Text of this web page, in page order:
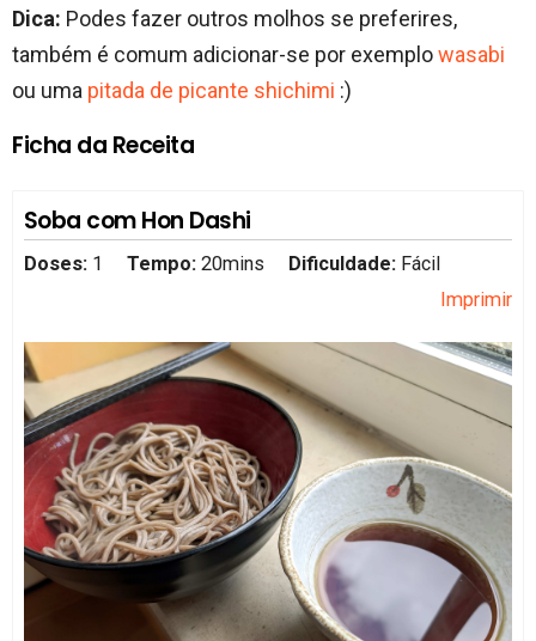
Dica: Podes fazer outros molhos se preferires,
também é comum adicionar-se por exemplowasabi
ou uma pitada de picante shichimi :)
Ficha da Receita
Soba com Hon Dashi
Doses: 1 Tempo: 20mins Dificuldade: Fácil
Imprimir